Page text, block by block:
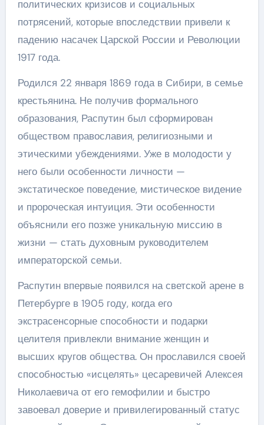
политических кризисов и социальных
потрясений, которые впоследствии привели к
падению насачек Царской России и Революции
1917 года.
Родился 22 января 1869 года в Сибири, в семье
крестьянина. Не получив формального
образования, Распутин был сформирован
обществом православия, религиозными и
этическими убеждениями. Уже в молодости у
него были особенности личности —
экстатическое поведение, мистическое видение
и пророческая интуиция. Эти особенности
объяснили его позже уникальную миссию в
жизни — стать духовным руководителем
императорской семьи.
Распутин впервые появился на светской арене в
Петербурге в 1905 году, когда его
экстрасенсорные способности и подарки
целителя привлекли внимание женщин и
высших кругов общества. Он прославился своей
способностью «исцелять» цесаревичей Алексея
Николаевича от его гемофилии и быстро
завоевал доверие и привилегированный статус